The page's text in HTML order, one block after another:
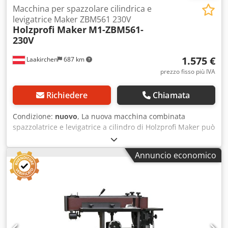
Laakirchen 687 km
Macchina per spazzolare cilindrica e
levigatrice Maker ZBM561 230V
Holzprofi Maker M1-ZBM561-
230V
1.575 €
prezzo fisso più IVA
Richiedere Chiamata
Condizione: nuovo, La nuova macchina combinata
spazzolatrice e levigatrice a cilindro di Holzprofi Maker può
essere trasformata rapidamente e facilmente, in pochi
secondi, da una levigatrice a una spazzolatrice. È ideale
per le piccole officine in quanto combina due macchine in
una sola. Vantaggi e caratteristiche: - Ampia varietà di
possibilità per il trattamento delle superfici Crjdpfx
Aiswzzivjrsf - Conversione semplice e veloce da levigatrice
a spazzolatrice - Numerose spazzole disponibili per una
vasta gamma di effetti e lavorazioni - Avanzamento e
velocità del rullo regolabili in continuo per risultati perfetti
Annuncio economico